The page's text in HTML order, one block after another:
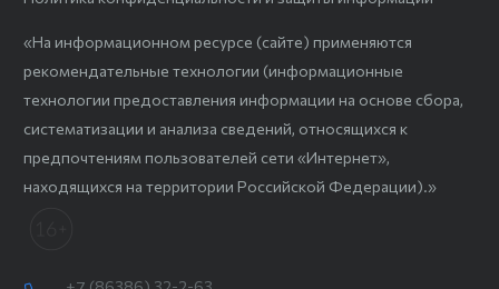
«На информационном ресурсе (сайте) применяются
рекомендательные технологии (информационные
технологии предоставления информации на основе сбора,
систематизации и анализа сведений, относящихся к
предпочтениям пользователей сети «Интернет»,
находящихся на территории Российской Федерации).»